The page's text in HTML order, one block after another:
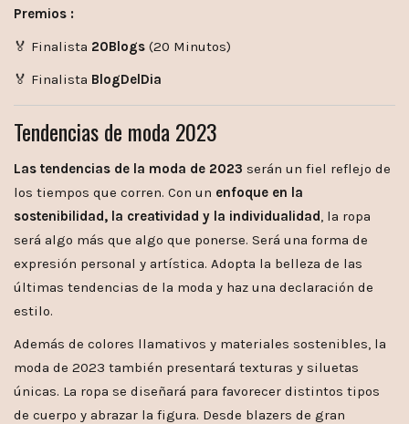
Premios :
🏅 Finalista 20Blogs (20 Minutos)
🏅 Finalista BlogDelDia
Tendencias de moda 2023
Las tendencias de la moda de 2023 serán un fiel reflejo de
los tiempos que corren. Con un enfoque en la
sostenibilidad, la creatividad y la individualidad, la ropa
será algo más que algo que ponerse. Será una forma de
expresión personal y artística. Adopta la belleza de las
últimas tendencias de la moda y haz una declaración de
estilo.
Además de colores llamativos y materiales sostenibles, la
moda de 2023 también presentará texturas y siluetas
únicas. La ropa se diseñará para favorecer distintos tipos
de cuerpo y abrazar la figura. Desde blazers de gran